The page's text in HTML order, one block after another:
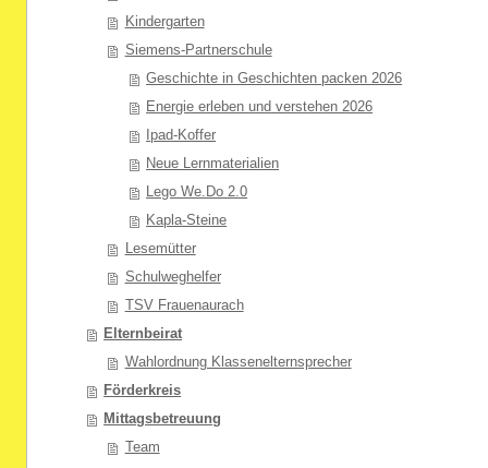
Kindergarten
Siemens-Partnerschule
Geschichte in Geschichten packen 2026
Energie erleben und verstehen 2026
Ipad-Koffer
Neue Lernmaterialien
Lego We.Do 2.0
Kapla-Steine
Lesemütter
Schulweghelfer
TSV Frauenaurach
Elternbeirat
Wahlordnung Klassenelternsprecher
Förderkreis
Mittagsbetreuung
Team